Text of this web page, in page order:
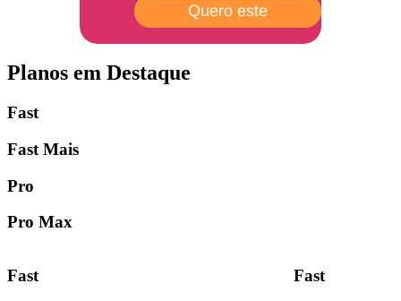
Quero este
Planos em Destaque
Fast
Fast Mais
Pro
Pro Max
Fast Fast